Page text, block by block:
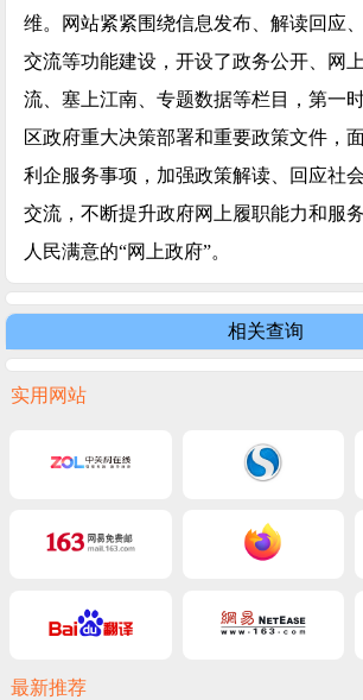
维。网站紧紧围绕信息发布、解读回应
交流等功能建设，开设了政务公开、网
流、塞上江南、专题数据等栏目，第一
区政府重大决策部署和重要政策文件，
利企服务事项，加强政策解读、回应社
交流，不断提升政府网上履职能力和服
人民满意的“网上政府”。
相关查询
实用网站
最新推荐